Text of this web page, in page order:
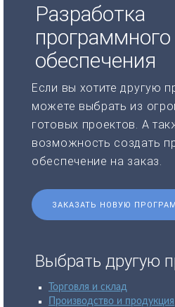
Разработка
программного
обеспечения
Если вы хотите другую
можете выбрать из
готовых проектов. А
возможность создать
обеспечение на заказ.
ЗАКАЗАТЬ НОВУЮ
Выбрать другую
Торговля и склад
Производство и продукция